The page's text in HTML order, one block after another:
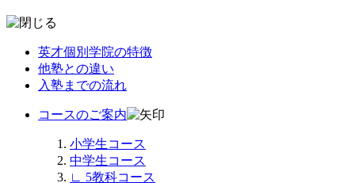
英才個別学院の特徴
他塾との違い
入塾までの流れ
コースのご案内
小学生コース
中学生コース
∟ 5教科コース